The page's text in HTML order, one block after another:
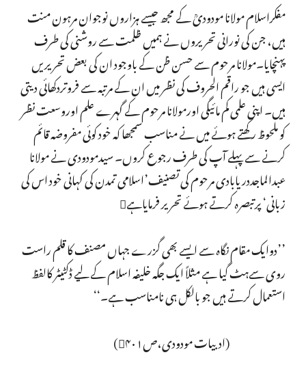
مفکراسلام مولانا مودودیؒ کے مجھ جیسے ہزاروں نوجوان مرہون منت
ہیں، جن کی نورانی تحریروں نے ہمیں ظلمت سے روشنی کی طرف
پہنچایا۔مولانا مرحوم سے حسن ظن کے باوجود ان کی بعض تحریریں
ایسی ہیں جو راقم الحروف کی نظر میں ان کے مرتبہ سے فروتردکھائی دیتی
ہیں۔ اپنی علمی کم مائیگی اورمولانا مرحوم کے گہرے علم اوروسعت نظر
کو ملحوظ رکھتے ہوئے میں نے مناسب سمجھا کہ خود کوئی مفروضہ قائم
کرنے سے پہلے آپ کی طرف رجوع کروں۔ سیدمودودی نے مولانا
عبدالماجددریابادی مرحوم کی تصنیف’اسلامی تمدن کی کہانی خود اس کی
زبانی‘ پرتبصرہ کرتے ہوئے تحریر فرمایاہے
’’دوایک مقام نگاہ سے ایسے بھی گزرے جہاں مصنف کا قلم راست
روی سےہٹ گیا ہے مثلاً ایک جگہ خلیفہ اسلام کے لیے ڈکٹیٹر کالفظ
استعمال کرتے ہیں جو بالکل ہی نامناسب ہے۔‘‘
(ادبیات مودودی،ص۴۰۱)